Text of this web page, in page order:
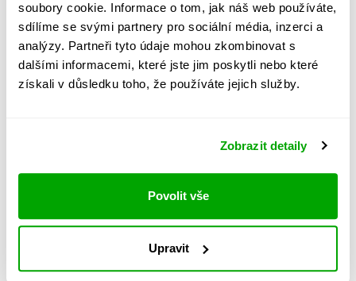
soubory cookie. Informace o tom, jak náš web používáte,
sdílíme se svými partnery pro sociální média, inzerci a
analýzy. Partneři tyto údaje mohou zkombinovat s
dalšími informacemi, které jste jim poskytli nebo které
získali v důsledku toho, že používáte jejich služby.
Zobrazit detaily
Povolit vše
Upravit
PSČ
Stát
doručování týdeníku Respekt v tištěné verzi, na
první vydání ve vaší schránce se můžete těšit
příští, nejpozději přespříští týden (v závislosti na